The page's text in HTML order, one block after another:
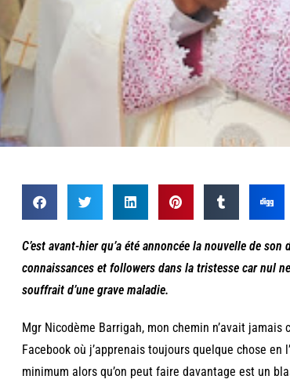
C’est avant-hier qu’a été annoncée la nouvelle de
connaissances et followers dans la tristesse car nul
souffrait d’une grave maladie.
Mgr Nicodème Barrigah, mon chemin n’avait
Facebook où j’apprenais toujours quelque chose
minimum alors qu’on peut faire davantage est un